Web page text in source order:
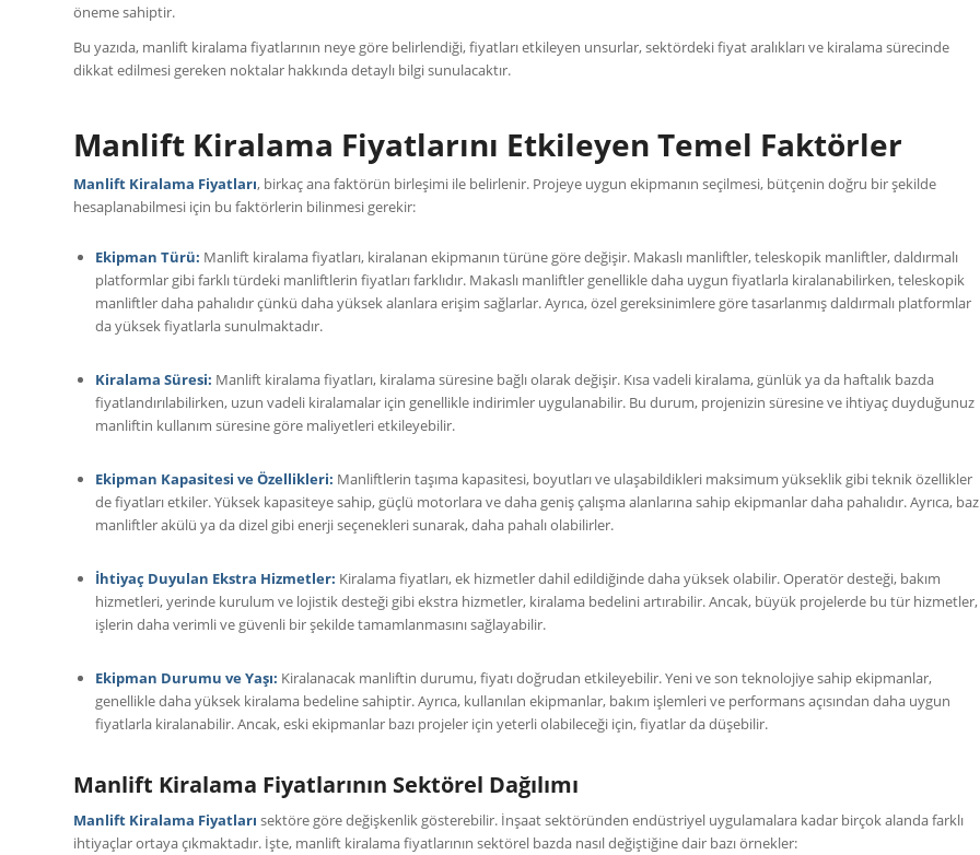
öneme sahiptir.
Bu yazıda, manlift kiralama fiyatlarının neye göre belirlendiği, fiyatları etkileyen unsurlar, sektördeki fiyat aralıkları ve kiralama sürecinde
dikkat edilmesi gereken noktalar hakkında detaylı bilgi sunulacaktır.
Manlift Kiralama Fiyatlarını Etkileyen Temel Faktörler
Manlift Kiralama Fiyatları, birkaç ana faktörün birleşimi ile belirlenir. Projeye uygun ekipmanın seçilmesi, bütçenin doğru bir şekilde
hesaplanabilmesi için bu faktörlerin bilinmesi gerekir:
Ekipman Türü: Manlift kiralama fiyatları, kiralanan ekipmanın türüne göre değişir. Makaslı manliftler, teleskopik manliftler, daldırmalı
platformlar gibi farklı türdeki manliftlerin fiyatları farklıdır. Makaslı manliftler genellikle daha uygun fiyatlarla kiralanabilirken, teleskopik
manliftler daha pahalıdır çünkü daha yüksek alanlara erişim sağlarlar. Ayrıca, özel gereksinimlere göre tasarlanmış daldırmalı platformlar
da yüksek fiyatlarla sunulmaktadır.
Kiralama Süresi: Manlift kiralama fiyatları, kiralama süresine bağlı olarak değişir. Kısa vadeli kiralama, günlük ya da haftalık bazda
fiyatlandırılabilirken, uzun vadeli kiralamalar için genellikle indirimler uygulanabilir. Bu durum, projenizin süresine ve ihtiyaç duyduğunuz
manliftin kullanım süresine göre maliyetleri etkileyebilir.
Ekipman Kapasitesi ve Özellikleri: Manliftlerin taşıma kapasitesi, boyutları ve ulaşabildikleri maksimum yükseklik gibi teknik özellikler
de fiyatları etkiler. Yüksek kapasiteye sahip, güçlü motorlara ve daha geniş çalışma alanlarına sahip ekipmanlar daha pahalıdır. Ayrıca,
manliftler akülü ya da dizel gibi enerji seçenekleri sunarak, daha pahalı olabilirler.
İhtiyaç Duyulan Ekstra Hizmetler: Kiralama fiyatları, ek hizmetler dahil edildiğinde daha yüksek olabilir. Operatör desteği, bakım
hizmetleri, yerinde kurulum ve lojistik desteği gibi ekstra hizmetler, kiralama bedelini artırabilir. Ancak, büyük projelerde bu tür hizmetler,
işlerin daha verimli ve güvenli bir şekilde tamamlanmasını sağlayabilir.
Ekipman Durumu ve Yaşı: Kiralanacak manliftin durumu, fiyatı doğrudan etkileyebilir. Yeni ve son teknolojiye sahip ekipmanlar,
genellikle daha yüksek kiralama bedeline sahiptir. Ayrıca, kullanılan ekipmanlar, bakım işlemleri ve performans açısından daha uygun
fiyatlarla kiralanabilir. Ancak, eski ekipmanlar bazı projeler için yeterli olabileceği için, fiyatlar da düşebilir.
Manlift Kiralama Fiyatlarının Sektörel Dağılımı
Manlift Kiralama Fiyatları sektöre göre değişkenlik gösterebilir. İnşaat sektöründen endüstriyel uygulamalara kadar birçok alanda farklı
ihtiyaçlar ortaya çıkmaktadır. İşte, manlift kiralama fiyatlarının sektörel bazda nasıl değiştiğine dair bazı örnekler: